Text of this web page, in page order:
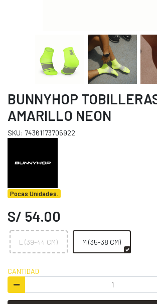
BUNNYHOP
AMARILLO NEON
SKU: 74361173705922
Pocas Unidades.
S/ 54.00
L (39-44 CM) M (35-38 CM)
CANTIDAD